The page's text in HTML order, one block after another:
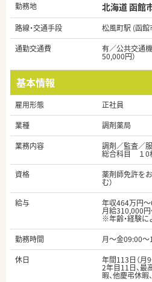
勤務地 北海道 函館
路線・交通手段
松風町駅 (函館
通勤交通費
有／公共交通
50,000円）
基本情報
雇用形態
正社員
業種
調剤薬局
業務内容
調剤／監査／
総合科目 １0
資格
薬剤師免許を
む）
給与
年収464万円
月給310,000
※年齢・経験に
勤務時間
月～金09:00〜
休日
年間113日（月
2年目11日、最
暇、他慶弔休